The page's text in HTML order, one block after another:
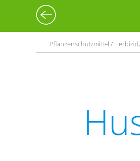
Pflanzenschutzmittel /